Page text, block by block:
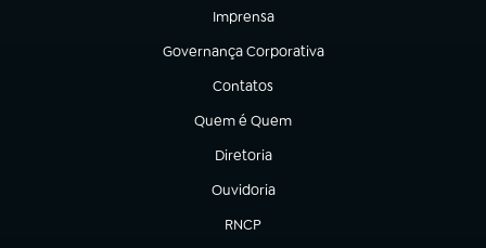
Imprensa
(abre em nova aba)
Governança Corporativa
(abre em nova aba)
Contatos
(abre em nova aba)
Quem é Quem
(abre em nova aba)
Diretoria
(abre em nova aba)
Ouvidoria
(abre em nova aba)
RNCP
(abre em nova aba)